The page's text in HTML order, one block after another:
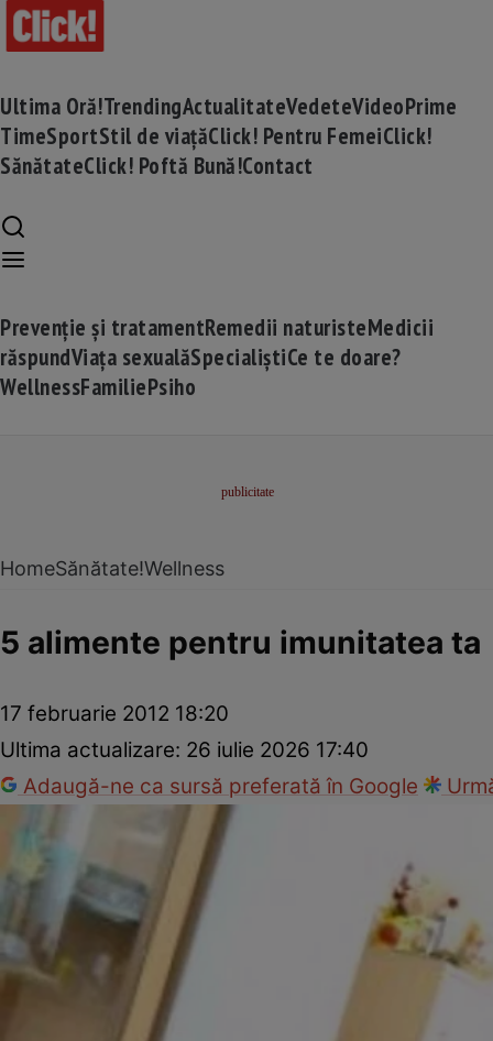
Ultima Oră!TrendingActualitateVedeteVideoPrime
TimeSportStil de viațăClick! Pentru FemeiClick!
SănătateClick! Poftă Bună!Contact
Prevenție și tratamentRemedii naturisteMedicii
răspundViața sexualăSpecialiștiCe te doare?
WellnessFamiliePsiho
HomeSănătate!Wellness
5 alimente pentru imunitatea ta
17 februarie 2012 18:20
Ultima actualizare: 26 iulie 2026 17:40
Adaugă-ne ca sursă preferată în Google